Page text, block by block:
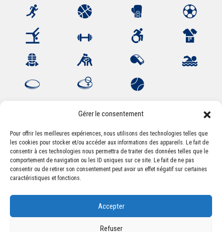
Gérer le consentement
Pour offrir les meilleures expériences, nous utilisons des technologies telles que
les cookies pour stocker et/ou accéder aux informations des appareils. Le fait de
consentir à ces technologies nous permettra de traiter des données telles que le
comportement de navigation ou les ID uniques sur ce site. Le fait de ne pas
consentir ou de retirer son consentement peut avoir un effet négatif sur certaines
caractéristiques et fonctions.
Accepter
Refuser
Association Sportive Montferrandaise
84, boulevard Léon Jouhaux
CS 80221 - 63021 Clermont-Ferrand Cedex 2
accueil@asm-omnisports.com